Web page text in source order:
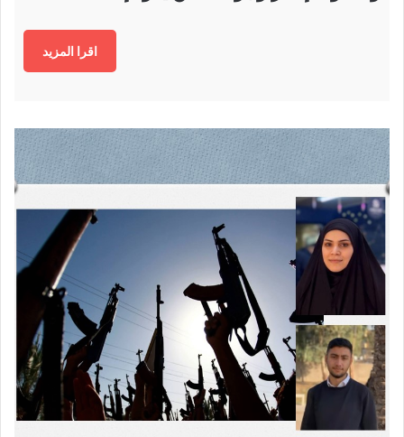
اقرا المزيد